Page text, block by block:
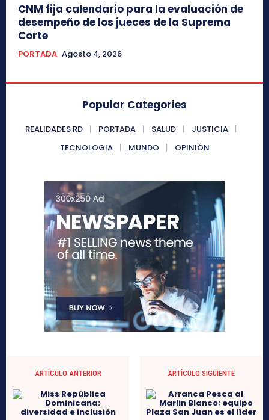
CNM fija calendario para la evaluación de
desempeño de los jueces de la Suprema
Corte
PORTADA Agosto 4, 2026
Popular Categories
REALIDADES RD PORTADA SALUD
JUSTICIA
TECNOLOGIA
MUNDO OPINIÓN
ARTÍCULO ANTERIOR ARTÍCULO SIGUIENTE